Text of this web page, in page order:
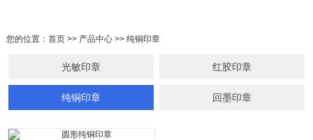
您的位置： 首页>> 产品中心>> 纯铜印章
光敏印章 红胶印章
纯铜印章 回墨印章